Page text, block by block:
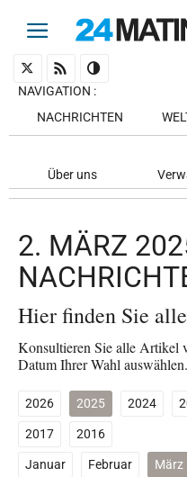
NAVIGATION :
NACHRICHTEN
Über uns
2. MÄRZ
Hier finden Sie
Konsultieren Sie alle Artikel
Datum Ihrer Wahl auswählen.
2026 2025 2024
2017
2016
Januar
Februar März